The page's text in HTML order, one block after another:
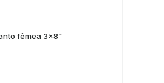
fêmea 3x8"